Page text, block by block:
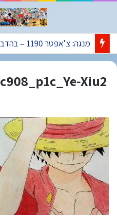
מנגה: צ'אפטר 1190 – בהדבקת טקסט.
c908_p1c_Ye-Xiu2